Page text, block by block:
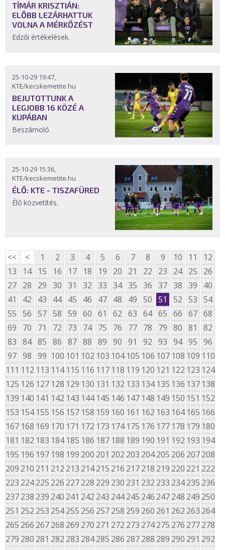
TÍMÁR KRISZTIÁN:
ELŐBB LEZÁRHATTUK
VOLNA A MÉRKŐZÉST
Edzői értékelések.
25-10-29 19:47,
KTE/kecskemetite.hu
BEJUTOTTUNK A
LEGJOBB 16 KÖZÉ A
KUPÁBAN
Beszámoló.
25-10-29 15:36,
KTE/kecskemetite.hu
ÉLŐ: KTE - TISZAFÜRED
Élő közvetítés.
<< < 1 2 3 4 5 6 7 8 9 10 11
12
13
14 15 16 17 18 19 20 21 22 23 24 25
26
27 28 29 30 31 32 33 34 35 36 37 38 39
40
41
42 43 44 45 46 47 48 49 50 51 52 53 54
55 56 57 58 59 60 61 62 63 64 65 66 67 68
69
70 71 72 73 74 75 76 77 78 79 80 81
82
83 84 85 86 87 88 89 90 91 92 93 94 95 96
97 98 99 100 101 102 103 104 105 106 107 108 109 110
111 112 113 114 115 116 117 118 119 120 121 122 123 124
125 126 127 128 129 130 131 132 133 134 135 136 137 138
139 140 141 142 143 144 145 146 147 148 149 150 151 152
153 154 155 156 157 158 159 160 161 162 163 164 165 166
167 168 169 170 171 172 173 174 175 176 177 178 179 180
181 182 183 184 185 186 187 188 189 190 191 192 193 194
195 196 197 198 199 200 201 202 203 204205 206 207208
209 210 211 212 213 214215 216 217218 219 220 221 222
223 224225 226 227228 229 230 231 232 233 234235 236
237238 239 240 241 242 243 244245 246 247248 249 250
251 252 253 254255 256 257258 259 260 261 262 263 264
265 266 267268 269 270 271 272 273 274275 276 277278
279 280 281 282 283 284285 286 287288 289 290 291 292